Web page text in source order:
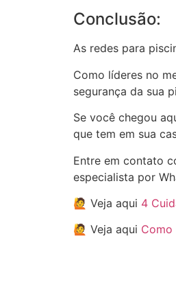
Conclusão:
As redes para
Como líderes no
segurança da sua
Se você chegou
que tem em sua
Entre em contato
especialista por
🙋 Veja aqui 4
🙋 Veja aqui